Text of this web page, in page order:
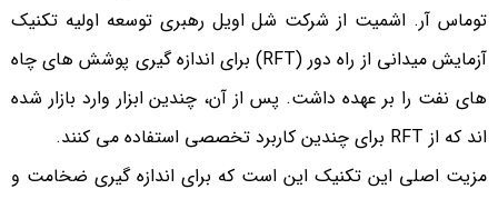
توماس آر. اشمیت از شرکت شل اویل رهبری توسعه اولیه تکنیک
آزمایش میدانی از راه دور (RFT) برای اندازه گیری پوشش های چاه
های نفت را بر عهده داشت. پس از آن، چندین ابزار وارد بازار شده
اند که از RFT برای چندین کاربرد تخصصی استفاده می کنند.
مزیت اصلی این تکنیک این است که برای اندازه گیری ضخامت و